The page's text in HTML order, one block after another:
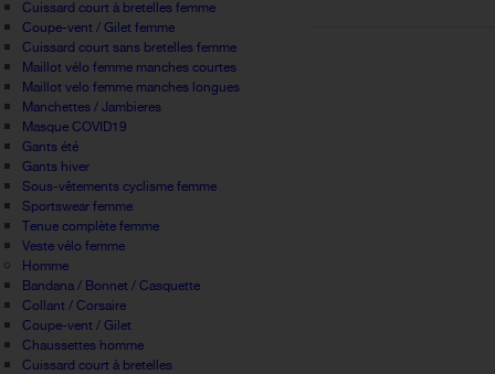
Cuissard court à bretelles femme
Coupe-vent / Gilet femme
Cuissard court sans bretelles femme
Maillot vélo femme manches courtes
Maillot velo femme manches longues
Manchettes / Jambieres
Masque COVID19
Gants été
Gants hiver
Sous-vêtements cyclisme femme
Sportswear femme
Tenue complète femme
Veste vélo femme
Homme
Bandana / Bonnet / Casquette
Collant / Corsaire
Coupe-vent / Gilet
Chaussettes homme
Cuissard court à bretelles